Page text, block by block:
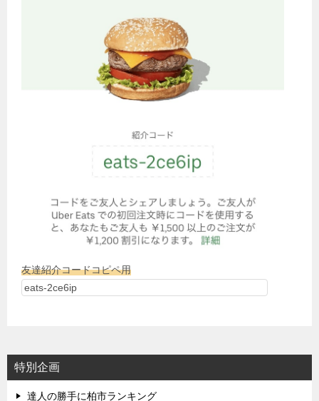
友達紹介コードコピペ用
特別企画
達人の勝手に柏市ランキング